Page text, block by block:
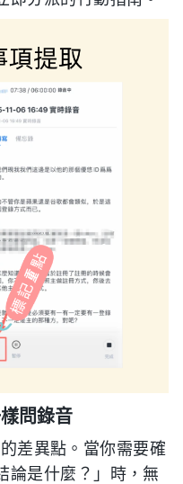
問錄音
差異點。當你需要確
論是什麼？」時，無